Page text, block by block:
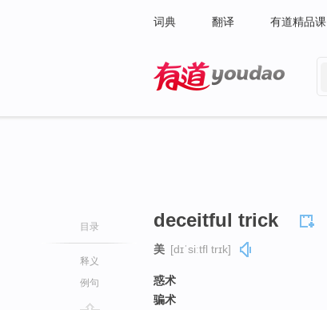
词典 翻译 有道精品课
目录
释义
例句
deceitful trick
美 [dɪˈsiːtfl trɪk]
惑术
骗术